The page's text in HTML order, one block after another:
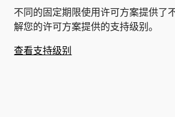
不同的固定期限使用许可方案提供了
解您的许可方案提供的支持级别。
查看支持级别